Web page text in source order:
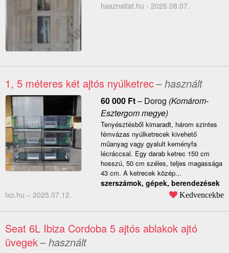
hasznaltat.hu - 2026.08.07.
1, 5 méteres két ajtós nyúlketrec– használt
60 000 Ft– Dorog (Komárom-
Esztergom megye)
Tenyésztésből kimaradt, három szintes
fémvázas nyúlketrecek kivehető
műanyag vagy gyalult keményfa
lécráccsal. Egy darab ketrec 150 cm
hosszú, 50 cm széles, teljes magassága
43 cm. A ketrecek közép...
szerszámok, gépek, berendezések
lxo.hu – 2025.07.12. Kedvencekbe
Seat 6L Ibiza Cordoba 5 ajtós ablakok ajtó
üvegek– használt